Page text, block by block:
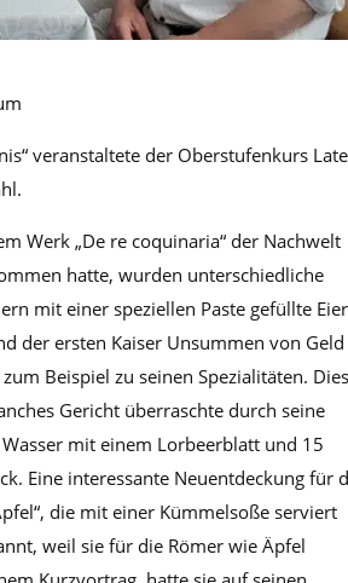
veranstaltete der Oberstufenkurs
Werk „De re coquinaria“ der Nachwelt
hatte, wurden unterschiedliche
mit einer speziellen Paste gefüllte
der ersten Kaiser Unsummen von
Beispiel zu seinen Spezialitäten.
Gericht überraschte durch seine
mit einem Lorbeerblatt und 15
Eine interessante Neuentdeckung für
die mit einer Kümmelsoße serviert
weil sie für die Römer wie Äpfel